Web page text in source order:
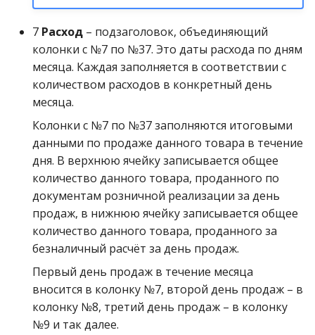
7 Расход – подзаголовок, объединяющий
колонки с №7 по №37. Это даты расхода по дням
месяца. Каждая заполняется в соответствии с
количеством расходов в конкретный день
месяца.
Колонки с №7 по №37 заполняются итоговыми
данными по продаже данного товара в течение
дня. В верхнюю ячейку записывается общее
количество данного товара, проданного по
документам розничной реализации за день
продаж, в нижнюю ячейку записывается общее
количество данного товара, проданного за
безналичный расчёт за день продаж.
Первый день продаж в течение месяца
вносится в колонку №7, второй день продаж – в
колонку №8, третий день продаж – в колонку
№9 и так далее.